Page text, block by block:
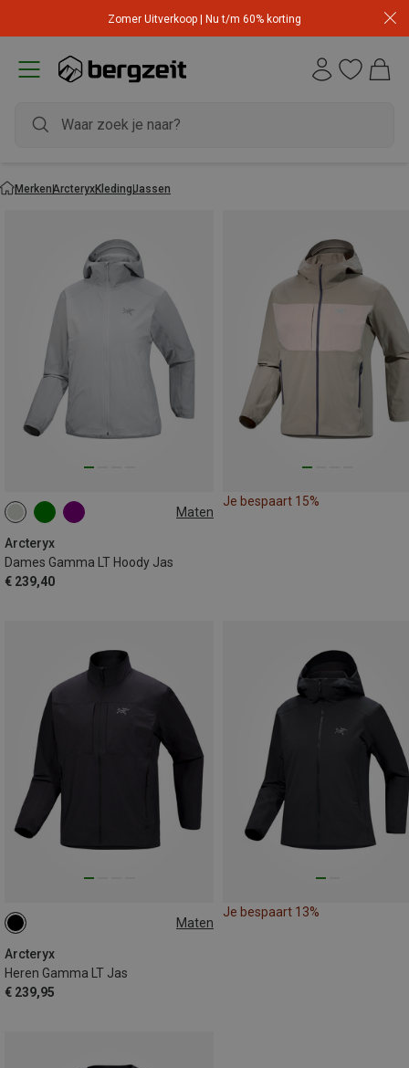
Zomer Uitverkoop | Nu t/m 60% korting
MerkenArcteryxKledingJassen
Maten
Arcteryx
Dames Gamma LT Hoody Jas
€ 239,40
XS S L
Je bespaart 15%
Maten
Arcteryx
Heren Gamma LT Jas
€ 239,95
L
Je bespaart 13%